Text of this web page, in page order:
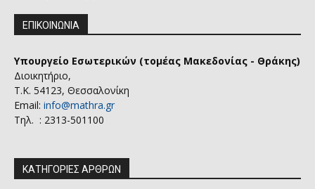
ΕΠΙΚΟΙΝΩΝΙΑ
Υπουργείο Εσωτερικών (τομέας Μακεδονίας - Θράκης)
Διοικητήριο,
Τ.Κ. 54123, Θεσσαλονίκη
Email: info@mathra.gr
Τηλ. : 2313-501100
ΚΑΤΗΓΟΡΙΕΣ ΑΡΘΡΩΝ